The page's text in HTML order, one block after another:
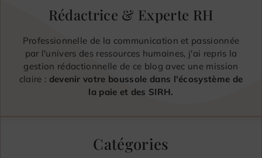
Rédactrice & Experte RH
Professionnelle de la communication et passionnée
par l'univers des ressources humaines, j'ai repris la
gestion rédactionnelle de ce blog avec une mission
claire : devenir votre boussole dans l'écosystème de
la paie et des SIRH.
Catégories